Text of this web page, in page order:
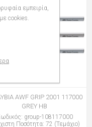
AWF GRIP 2001 117000
GREY HB
group-108117000
Ποσότητα: 72 (Τεμάχιο)
εμπειρία,
cookies.